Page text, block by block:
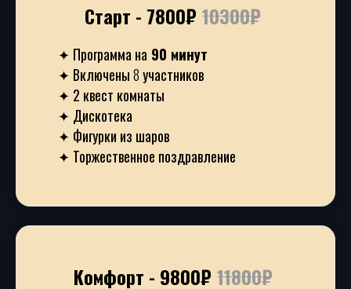
Старт - 7800₽ 10300₽
✦ Программа на 90 минут
✦ Включены8участников
✦ 2 квест комнаты
✦ Дискотека
✦ Фигурки из шаров
✦ Торжественное поздравление
Комфорт - 9800₽ 11800₽